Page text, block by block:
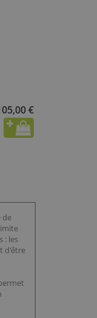
€
de
: les
d'être